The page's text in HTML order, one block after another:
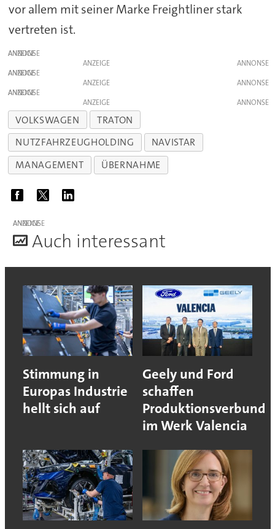
vor allem mit seiner Marke Freightliner stark
vertreten ist.
ANZEIGE
ANZEIGE
ANZEIGE
ANZEIGE
ANZEIGE
ANZEIGE
VOLKSWAGEN
TRATON
NUTZFAHRZEUGHOLDING
NAVISTAR
MANAGEMENT
ÜBERNAHME
ANZEIGE
Auch interessant
Stimmung in
Europas Industrie
hellt sich auf
Geely und Ford
schaffen
Produktionsverbund
im Werk Valencia